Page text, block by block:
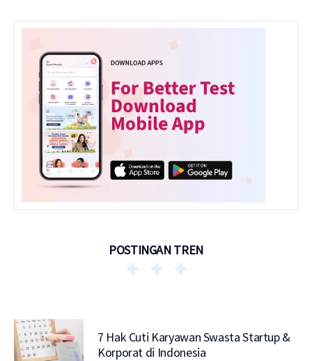
POSTINGAN TREN
7 Hak Cuti Karyawan Swasta Startup &
Korporat di Indonesia